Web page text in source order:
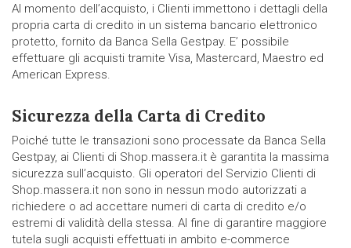
Al momento dell’acquisto, i Clienti immettono i dettagli della
propria carta di credito in un sistema bancario elettronico
protetto, fornito da Banca Sella Gestpay. E’ possibile
effettuare gli acquisti tramite Visa, Mastercard, Maestro ed
American Express.
Sicurezza della Carta di Credito
Poiché tutte le transazioni sono processate da Banca Sella
Gestpay, ai Clienti di Shop.massera.it è garantita la massima
sicurezza sull’acquisto. Gli operatori del Servizio Clienti di
Shop.massera.it non sono in nessun modo autorizzati a
richiedere o ad accettare numeri di carta di credito e/o
estremi di validità della stessa. Al fine di garantire maggiore
tutela sugli acquisti effettuati in ambito e-commerce